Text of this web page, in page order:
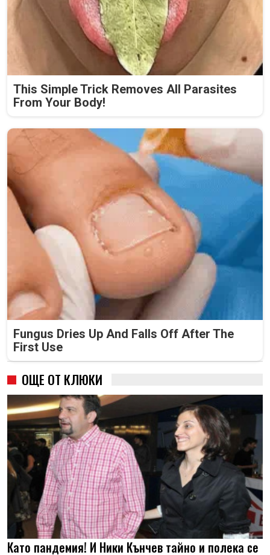
This Simple Trick Removes All Parasites
From Your Body!
Fungus Dries Up And Falls Off After The
First Use
ОЩЕ ОТ КЛЮКИ
Като пандемия! И Ники Кънчев тайно и полека се